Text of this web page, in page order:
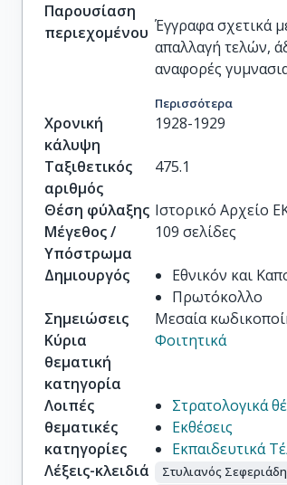
Παρουσίαση
περιεχομένου Έγγραφα σχετικά
απαλλαγή τελών,
αναφορές
Περισσότερα
Χρονική
κάλυψη
1928-1929
Ταξιθετικός
αριθμός
475.1
Θέση φύλαξης Ιστορικό Αρχείο
Μέγεθος /
Υπόστρωμα
109 σελίδες
Δημιουργός
Εθνικόν και
Πρωτόκολλο
Σημειώσεις
Μεσαία
Κύρια
θεματική
κατηγορία
Φοιτητικά
Λοιπές
θεματικές
κατηγορίες
Στρατολογικά
Εκθέσεις
Εκπαιδευτικά
Λέξεις-κλειδιά
Στυλιανός